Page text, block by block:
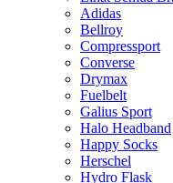
Adidas
Bellroy
Compressport
Converse
Drymax
Fuelbelt
Galius Sport
Halo Headband
Happy Socks
Herschel
Hydro Flask